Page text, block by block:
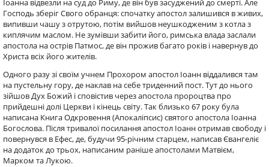
Іоанна відвезли на суд до Риму, де він був засуджений до смерті. Але
Господь зберіг Свого обранця: спочатку апостол залишився в живих,
випивши чашу з отрутою, потім вийшов неушкодженим з котла з
киплячим маслом. Не зумівши забити його, римська влада заслали
апостола на острів Патмос, де він прожив багато років і навернув до
Христа всіх його жителів.
Одного разу зі своїм учнем Прохором апостол Іоанн віддалився там
на пустельну гору, де наклав на себе триденний пост. Тут до нього
зійшов Дух Божий і сповістив через апостола пророцтва про
прийдешні долі Церкви і кінець світу. Так близько 67 року була
написана Книга Одкровення (Апокаліпсис) святого апостола Іоанна
Богослова. Після тривалої посилання апостол Іоанн отримав свободу і
повернувся в Ефес, де, будучи 95-річним старцем, написав Євангеліє
на додаток до трьох, написаним раніше апостолами Матвієм,
Марком та Лукою.